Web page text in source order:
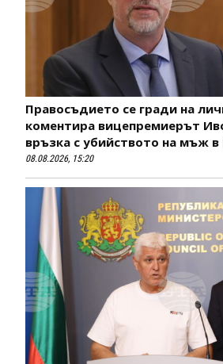
Правосъдието се гради на
коментира вицепремиерът
връзка с убийството на мъж
08.08.2026, 15:20